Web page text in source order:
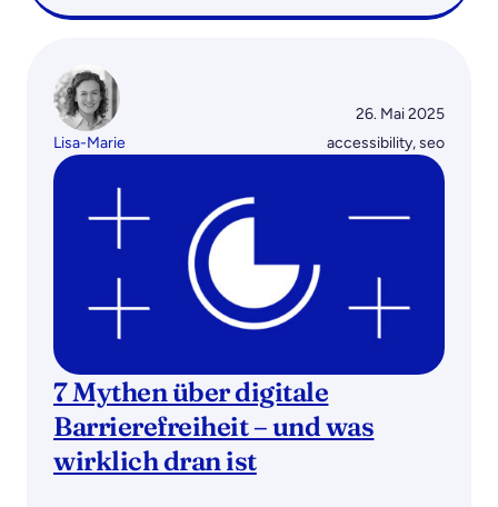
Lisa-Marie
26. Mai 2025
accessibility,seo
7 Mythen über digitale
Barrierefreiheit – und was
wirklich dran ist